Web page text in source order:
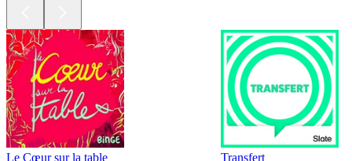
Le Cœur sur la table
Transfert